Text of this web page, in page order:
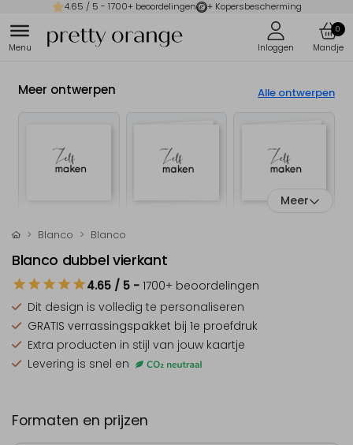
4.65 / 5 - 1700+ beoordelingen + Kopersbescherming
0
Meer ontwerpen Alle ontwerpen
Meer
Blanco Blanco
Blanco dubbel vierkant
4.65 / 5 - 1700+ beoordelingen
Dit design is volledig te personaliseren
GRATIS verrassingspakket bij 1e proefdruk
Extra producten in stijl van jouw kaartje
Levering is snel en
Formaten en prijzen